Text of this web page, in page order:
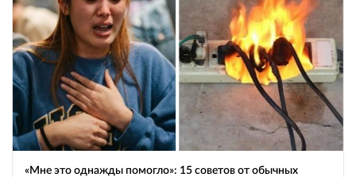
«Мне это однажды помогло»: 15 советов от обычных